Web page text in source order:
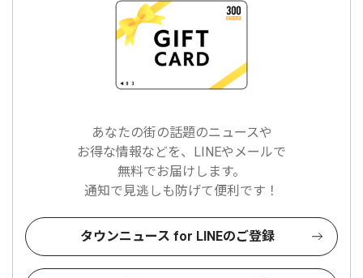
あなたの街の話題のニュースや
お得な情報などを、LINEやメールで
無料でお届けします。
通知で見逃しも防げて便利です！
タウンニュース for LINEのご登録